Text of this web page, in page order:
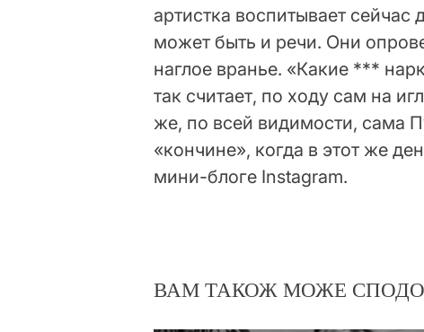
артистка воспитывает сейчас
может быть и речи. Они
наглое вранье. «Какие ***
так считает, по ходу сам на
же, по всей видимости, сама
«кончине», когда в этот же
мини-блоге Instagram.
ВАМ ТАКОЖ МОЖЕ